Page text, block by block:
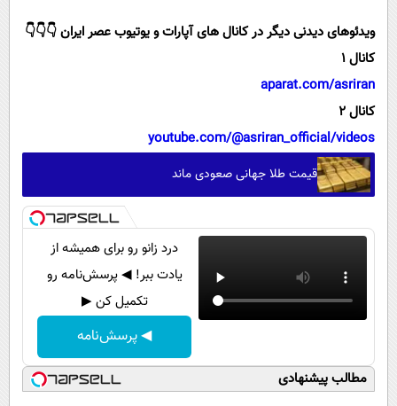
ویدئوهای دیدنی دیگر در کانال های آپارات و یوتیوب عصر ایران 👇👇👇
کانال 1
aparat.com/asriran
کانال 2
youtube.com/@asriran_official/videos
قیمت طلا جهانی صعودی ماند
درد زانو رو برای همیشه از
یادت ببر! ◀ پرسش‌نامه رو
تکمیل کن ▶
◀ پرسش‌نامه
مطالب پیشنهادی